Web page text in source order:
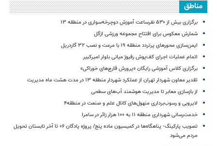
مناطق
برگزاری بیش از ۵۳۰ نفرساعت آموزش دوچرخه‌سواری در منطقه ۱۳
شمارش معکوس برای افتتاح مجموعه ورزشی ازگل
ایمن‌سازی محورهای پرتردد منطقه ۱۹ با مرمت و نصب ۳۲ گاردریل
اتمام عملیات اجرای کف‌پوش رفیوژ میانی بلوار امیرکبیر
برگزاری کلاس آموزشی رایگان «پرورش قارچ‌های خوراکی»
تقدیر معاون شهردار تهران از عملکرد شهردار منطقه ۱۳ در مدت هشت ماه مدیریت
از بازسازی معابر تا مدیریت هوشمند آب‌های سطحی
لایروبی و رسوب‌برداری منهول‌های کانال علم و صنعت در منطقه۴
خدمت‌رسانی شهرداری منطقه ۱۱ به ۱۰۰ هزار زائر در سامرا
تصویب پارکینگ- پناهگاه‌ها در کمیسیون ماده پنج/ پروژه پادگان ۰۶ تا آخر تابستان تحویل
مردم می‌شود